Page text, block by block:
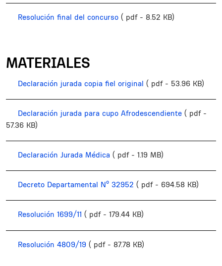
Resolución final del concurso ( pdf - 8.52 KB)
MATERIALES
Declaración jurada copia fiel original ( pdf - 53.96 KB)
Declaración jurada para cupo Afrodescendiente ( pdf -
57.36 KB)
Declaración Jurada Médica ( pdf - 1.19 MB)
Decreto Departamental Nº 32952 ( pdf - 694.58 KB)
Resolución 1699/11 ( pdf - 179.44 KB)
Resolución 4809/19 ( pdf - 87.78 KB)